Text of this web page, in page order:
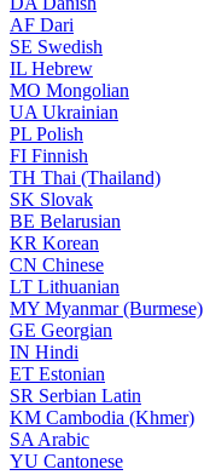
AF Dari
SE Swedish
IL Hebrew
MO Mongolian
UA Ukrainian
PL Polish
FI Finnish
TH Thai (Thailand)
SK Slovak
BE Belarusian
KR Korean
CN Chinese
LT Lithuanian
MY Myanmar (Burmese)
GE Georgian
IN Hindi
ET Estonian
SR Serbian Latin
KM Cambodia (Khmer)
SA Arabic
YU Cantonese